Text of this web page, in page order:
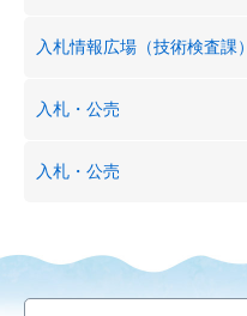
入札情報広場（技術検査課）
入札・公売
入札・公売